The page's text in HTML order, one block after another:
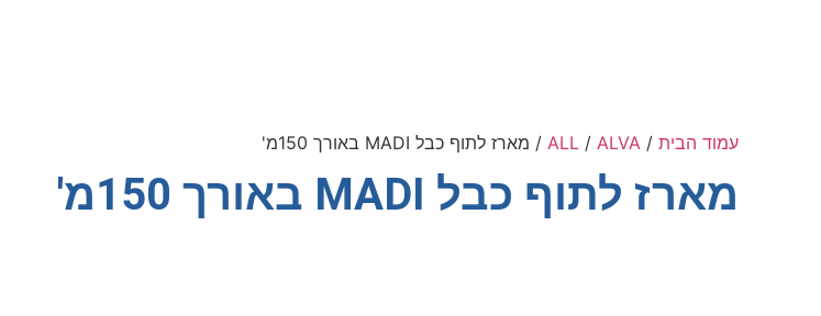
עמוד הבית /
ALL / ALVA / מארז לתוף כבל MADI באורך 150מ'
מארז לתוף כבל MADI באורך 150מ'